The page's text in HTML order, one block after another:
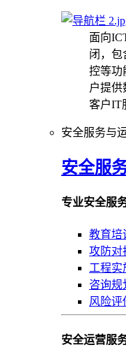
面向
闭，包
控等功
户提
客户IT
安全服务与
安全服
专业安全服
教育培
攻防对
工程实
咨询规
风险评
安全运营服